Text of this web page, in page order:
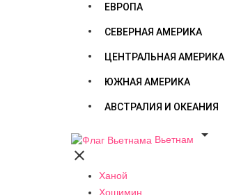
ЕВРОПА
СЕВЕРНАЯ АМЕРИКА
ЦЕНТРАЛЬНАЯ АМЕРИКА
ЮЖНАЯ АМЕРИКА
АВСТРАЛИЯ И ОКЕАНИЯ
Вьетнам


Ханой
Хошимин